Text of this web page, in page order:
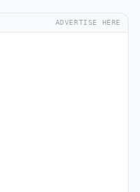
ADVERTISE HERE